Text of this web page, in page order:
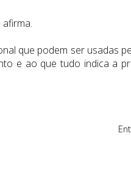
que podem ser usadas
e ao que tudo indica a